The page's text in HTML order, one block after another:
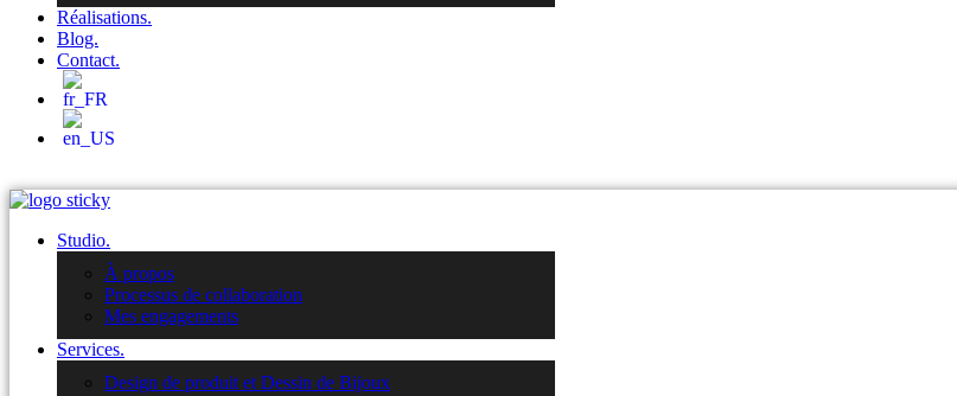
Réalisations.
Blog.
Contact.
Studio.
À propos
Processus de collaboration
Mes engagements
Services.
Design de produit et Dessin de Bijoux